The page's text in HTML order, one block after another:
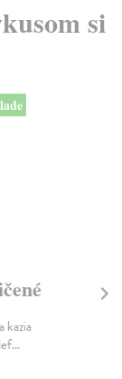
si
kazia